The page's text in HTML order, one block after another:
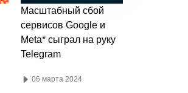
Масштабный сбой
сервисов Google и
Meta* сыграл на руку
Telegram
06 марта 2024